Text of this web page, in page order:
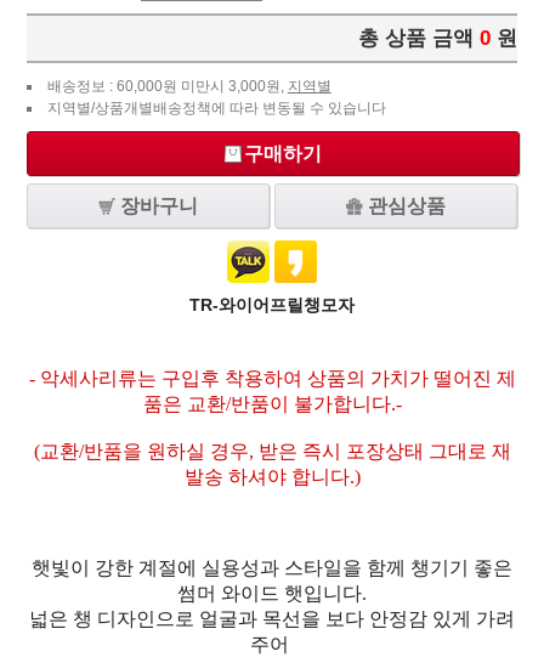
총 상품 금액 0 원
배송정보 : 60,000원 미만시 3,000원, 지역별
지역별/상품개별배송정책에 따라 변동될 수 있습니다
구매하기
장바구니 관심상품
TR-와이어프릴챙모자
- 악세사리류는 구입후 착용하여 상품의 가치가 떨어진 제
품은 교환/반품이 불가합니다.-
(교환/반품을 원하실 경우, 받은 즉시 포장상태 그대로 재
발송 하셔야 합니다.)
햇빛이 강한 계절에 실용성과 스타일을 함께 챙기기 좋은
썸머 와이드 햇입니다.
넓은 챙 디자인으로 얼굴과 목선을 보다 안정감 있게 가려
주어